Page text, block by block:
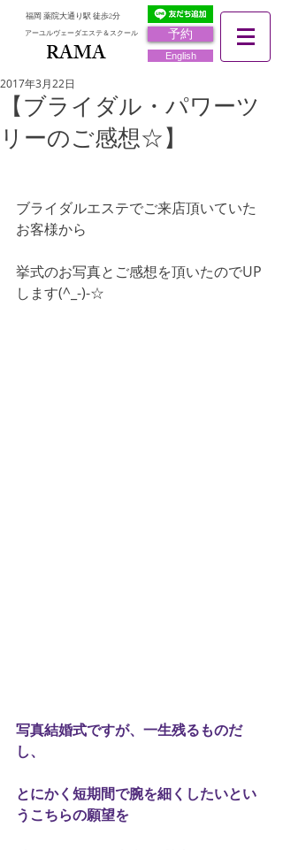
予約
福岡 薬院大通り駅 徒歩2分
アーユルヴェーダエステ＆スクール
RAMA English
【ブライダル・パワーツ
リーのご感想☆】
2017年3月22日
ブライダルエステでご来店頂いていた
お客様から
挙式のお写真とご感想を頂いたのでUP
します(^_-)-☆
写真結婚式ですが、一生残るものだ
し、
とにかく短期間で腕を細くしたいとい
うこちらの願望を